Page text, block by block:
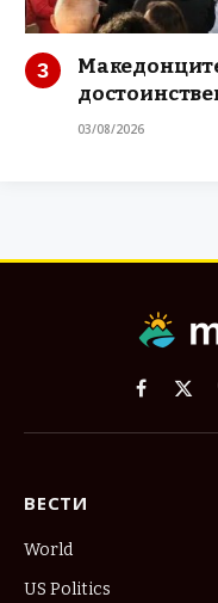
03/08/2026
Facebook
X
ВЕСТИ
World
US Politics